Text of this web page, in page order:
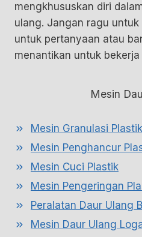
mengkhususkan diri
ulang. Jangan ragu
untuk pertanyaan atau
menantikan untuk
Mesin
Mesin Granulasi Plastik
Mesin Penghancur
Mesin Cuci Plastik
Mesin Pengeringan
Peralatan Daur Ulang
Mesin Daur Ulang